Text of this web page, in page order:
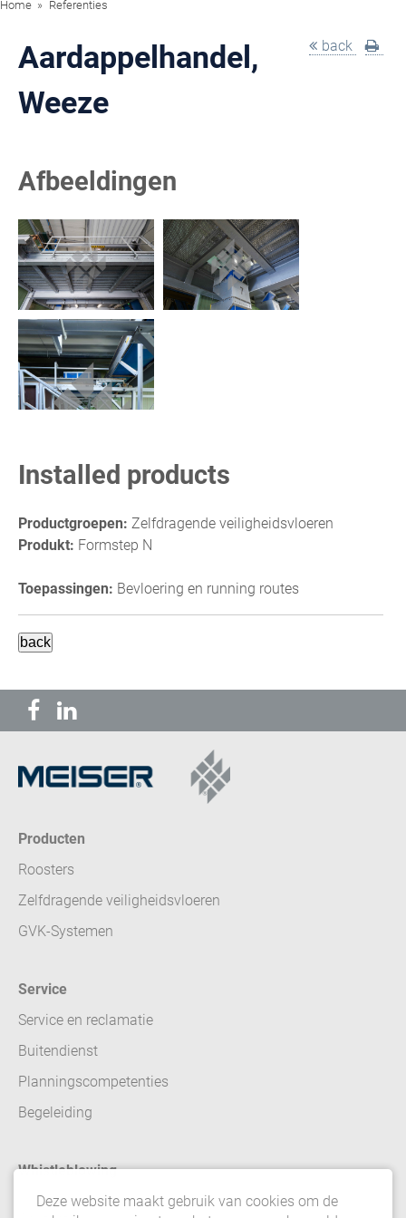
Home Referenties
back
Aardappelhandel,
Weeze
Afbeeldingen
Installed products
Productgroepen: Zelfdragende veiligheidsvloeren
Produkt: Formstep N
Toepassingen: Bevloering en running routes
Producten
Roosters
Zelfdragende veiligheidsvloeren
GVK-Systemen
Service
Service en reclamatie
Buitendienst
Planningscompetenties
Begeleiding
Whistleblowing
Deze website maakt gebruik van cookies om de